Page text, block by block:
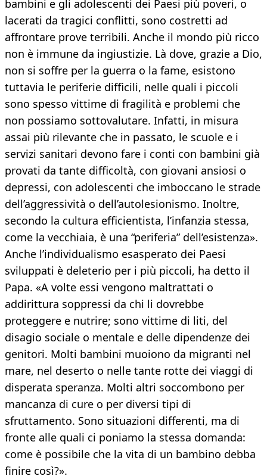
bambini e gli adolescenti dei Paesi più poveri, o
lacerati da tragici conflitti, sono costretti ad
affrontare prove terribili. Anche il mondo più ricco
non è immune da ingiustizie. Là dove, grazie a Dio,
non si soffre per la guerra o la fame, esistono
tuttavia le periferie difficili, nelle quali i piccoli
sono spesso vittime di fragilità e problemi che
non possiamo sottovalutare. Infatti, in misura
assai più rilevante che in passato, le scuole e i
servizi sanitari devono fare i conti con bambini già
provati da tante difficoltà, con giovani ansiosi o
depressi, con adolescenti che imboccano le strade
dell’aggressività o dell’autolesionismo. Inoltre,
secondo la cultura efficientista, l’infanzia stessa,
come la vecchiaia, è una “periferia” dell’esistenza».
Anche l’individualismo esasperato dei Paesi
sviluppati è deleterio per i più piccoli, ha detto il
Papa. «A volte essi vengono maltrattati o
addirittura soppressi da chi li dovrebbe
proteggere e nutrire; sono vittime di liti, del
disagio sociale o mentale e delle dipendenze dei
genitori. Molti bambini muoiono da migranti nel
mare, nel deserto o nelle tante rotte dei viaggi di
disperata speranza. Molti altri soccombono per
mancanza di cure o per diversi tipi di
sfruttamento. Sono situazioni differenti, ma di
fronte alle quali ci poniamo la stessa domanda:
come è possibile che la vita di un bambino debba
finire così?».